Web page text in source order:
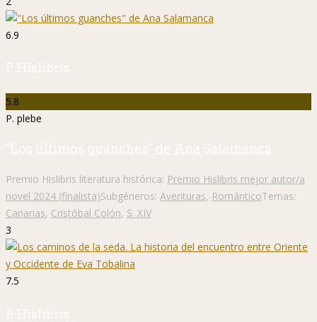
6.9
P. Hislibris
5.8
P. plebe
"Los últimos guanches" de Ana Salamanca
Premio Hislibris literatura histórica: Premio Hislibris mejor autor/a
novel 2024 (finalista)Subgéneros: Aventuras, RománticoTemas:
Canarias, Cristóbal Colón, S. XIV
3
7.5
P. Hislibris